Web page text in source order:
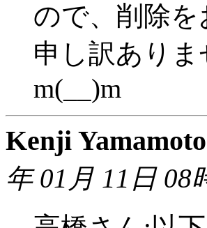
ので、削除
申し訳あり
m(__)m
Kenji Yamamoto
年 01月 11日 08